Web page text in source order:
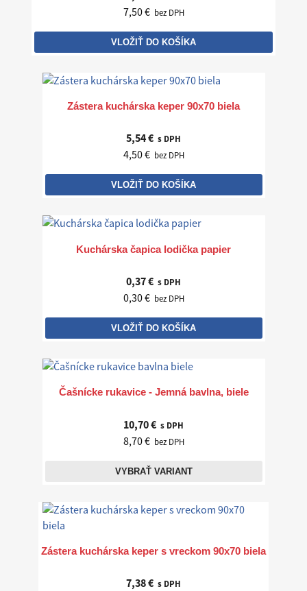
7,50 € bez DPH
VLOŽIŤ DO KOŠÍKA
Zástera kuchárska keper 90x70 biela
5,54 € s DPH
4,50 € bez DPH
VLOŽIŤ DO KOŠÍKA
Kuchárska čapica lodička papier
0,37 € s DPH
0,30 € bez DPH
VLOŽIŤ DO KOŠÍKA
Čašnícke rukavice - Jemná bavlna, biele
10,70 € s DPH
8,70 € bez DPH
VYBRAŤ VARIANT
Zástera kuchárska keper s vreckom 90x70 biela
7,38 € s DPH